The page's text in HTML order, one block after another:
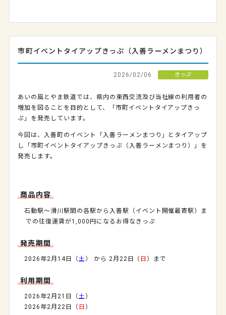
市町イベントタイアップきっぷ（入善ラーメンまつり）
2026/02/06 きっぷ
あいの風とやま鉄道では、県内の東西交流及び当社線の利用者の
増加を図ることを目的として、「市町イベントタイアップきっ
ぷ」を発売しています。
今回は、入善町のイベント「入善ラーメンまつり」とタイアップ
し「市町イベントタイアップきっぷ（入善ラーメンまつり）」を
発売します。
商品内容
石動駅～滑川駅間の各駅から入善駅（イベント開催最寄駅）ま
での往復運賃が1,000円になるお得なきっぷ
発売期間
2026年2月14日（土 ） から 2月22日（ 日 ）まで
利用期間
2026年2月21日（土 ）
2026年2月22日（ 日 ）